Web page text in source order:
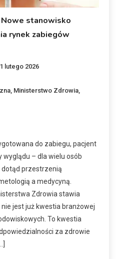
stanowisko
rynek zabiegów
lutego 2026
Ministerstwo Zdrowia
do zabiegu, pacjent
– dla wielu osób
dotąd przestrzenią
a medycyną.
Zdrowia stawia
jest już kwestia branżowej
To kwestia
za zdrowie